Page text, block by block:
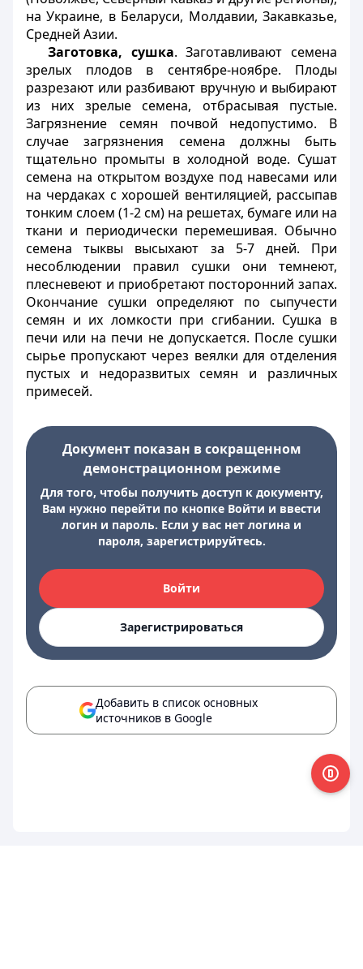
на Украине, в Беларуси, Молдавии, Закавказье,
Средней Азии.
Заготовка, сушка. Заготавливают семена
зрелых плодов в сентябре-ноябре. Плоды
разрезают или разбивают вручную и выбирают
из них зрелые семена, отбрасывая пустые.
Загрязнение семян почвой недопустимо. В
случае загрязнения семена должны быть
тщательно промыты в холодной воде. Сушат
семена на открытом воздухе под навесами или
на чердаках с хорошей вентиляцией, рассыпав
тонким слоем (1-2 см) на решетах, бумаге или на
ткани и периодически перемешивая. Обычно
семена тыквы высыхают за 5-7 дней. При
несоблюдении правил сушки они темнеют,
плесневеют и приобретают посторонний запах.
Окончание сушки определяют по сыпучести
семян и их ломкости при сгибании. Сушка в
печи или на печи не допускается. После сушки
сырье пропускают через веялки для отделения
пустых и недоразвитых семян и различных
примесей.
Документ показан в сокращенном
демонстрационном режиме
Для того, чтобы получить доступ к документу,
Вам нужно перейти по кнопке Войти и ввести
логин и пароль. Если у вас нет логина и
пароля, зарегистрируйтесь.
Войти
Зарегистрироваться
Добавить в список основных
источников в Google